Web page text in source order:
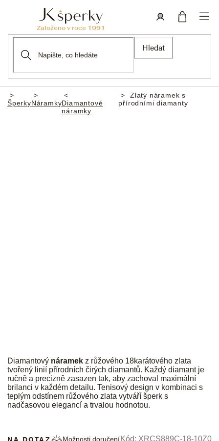
Hledat
Domů
ŠperkyNáramkyDiamantové
náramky
Zlatý náramek s
přírodními diamanty
Diamantový náramek z růžového 18karátového zlata
tvořený linií přírodních čirých diamantů. Každý diamant je
ručně a precizně zasazen tak, aby zachoval maximální
brilanci v každém detailu. Tenisový design v kombinaci s
teplým odstínem růžového zlata vytváří šperk s
nadčasovou elegancí a trvalou hodnotou.
NA DOTAZ Možnosti doručeníKód: XRCS889C-18-10Z0